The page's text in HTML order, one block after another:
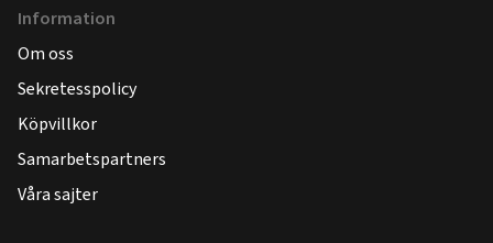
Information
Om oss
Sekretesspolicy
Köpvillkor
Samarbetspartners
Våra sajter